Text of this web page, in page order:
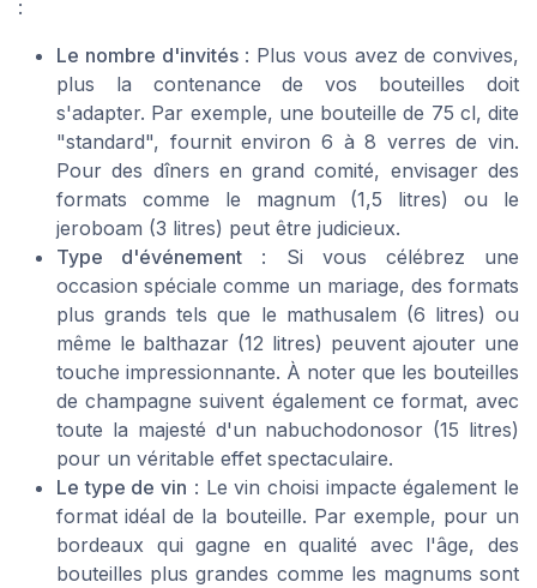
:
Le nombre d'invités: Plus vous avez de convives,
plus la contenance de vos bouteilles doit
s'adapter. Par exemple, une bouteille de 75 cl, dite
"standard", fournit environ 6 à 8 verres de vin.
Pour des dîners en grand comité, envisager des
formats comme le magnum (1,5 litres) ou le
jeroboam (3 litres) peut être judicieux.
Type d'événement : Si vous célébrez une
occasion spéciale comme un mariage, des formats
plus grands tels que le mathusalem (6 litres) ou
même le balthazar (12 litres) peuvent ajouter une
touche impressionnante. À noter que les bouteilles
de champagne suivent également ce format, avec
toute la majesté d'un nabuchodonosor (15 litres)
pour un véritable effet spectaculaire.
Le type de vin : Le vin choisi impacte également le
format idéal de la bouteille. Par exemple, pour un
bordeaux qui gagne en qualité avec l'âge, des
bouteilles plus grandes comme les magnums sont